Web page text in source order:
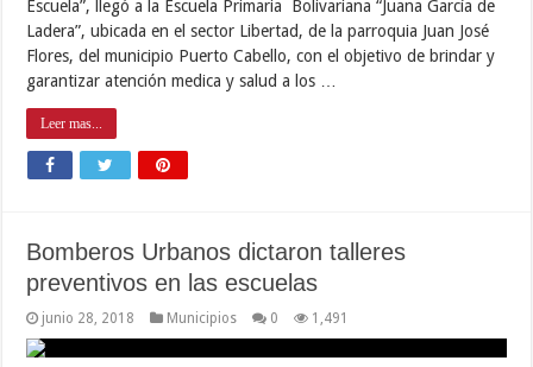
Escuela”, llegó a la Escuela Primaria Bolivariana “Juana García de
Ladera”, ubicada en el sector Libertad, de la parroquia Juan José
Flores, del municipio Puerto Cabello, con el objetivo de brindar y
garantizar atención medica y salud a los …
Leer mas...
Bomberos Urbanos dictaron talleres
preventivos en las escuelas
junio 28, 2018 Municipios 0 1,491